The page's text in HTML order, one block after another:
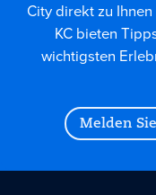
City direkt zu
KC bieten
wichtigsten
Melden